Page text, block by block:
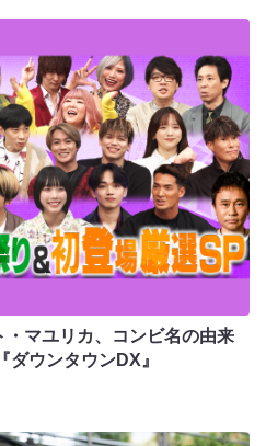
・マユリカ、コンビ名の由来
ダウンタウンDX』